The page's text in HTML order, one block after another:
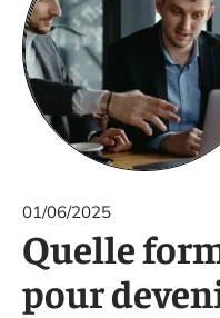
01/06/2025
Quelle
pour